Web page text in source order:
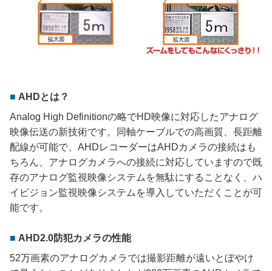
AHDとは？
Analog High Definitionの略でHD映像に対応したアナログ
映像伝送の新技術です。同軸ケーブルでの高画質、長距離
配線が可能で、AHDレコーダーはAHDカメラの接続はも
ちろん、アナログカメラへの接続に対応していますので既
存のアナログ監視映像システムを無駄にすることなく、ハ
イビジョン監視映像システムを導入していただくことが可
能です。
AHD2.0防犯カメラの性能
52万画素のアナログカメラでは撮影距離が遠いとぼやけ